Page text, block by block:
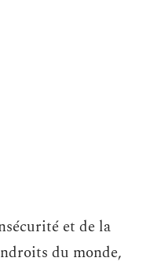
et de la
du monde,